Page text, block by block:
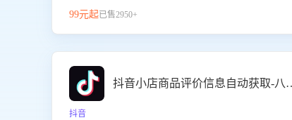
99元起已售2950+
抖音小店商品
抖音